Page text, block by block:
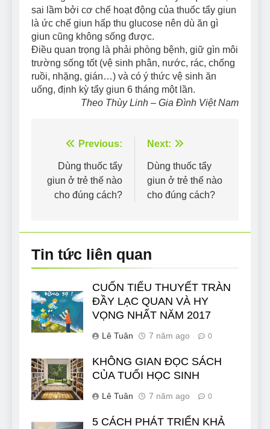
sai lầm bởi cơ chế hoạt động của thuốc tẩy giun
là ức chế giun hấp thu glucose nên dù ăn gì
giun cũng không sống được.
Điều quan trọng là phải phòng bệnh, giữ gìn môi
trường sống tốt (vệ sinh phân, nước, rác, chống
ruồi, nhặng, gián…) và có ý thức vệ sinh ăn
uống, định kỳ tẩy giun 6 tháng một lần.
Theo Thùy Linh – Gia Đình Việt Nam
Điều
hướng
bài
Previous:
Dùng thuốc tẩy
giun ở trẻ thế nào
cho đúng cách?
Next:
Dùng thuốc tẩy
giun ở trẻ thế nào
cho đúng cách?
Tin tức liên quan
CUỐN TIỂU THUYẾT TRÀN
ĐẦY LẠC QUAN VÀ HY
VỌNG NHẤT NĂM 2017
Lê Tuân 7 năm ago 0
KHÔNG GIAN ĐỌC SÁCH
CỦA TUỔI HỌC SINH
Lê Tuân 7 năm ago 0
5 CÁCH PHÁT TRIỂN KHẢ